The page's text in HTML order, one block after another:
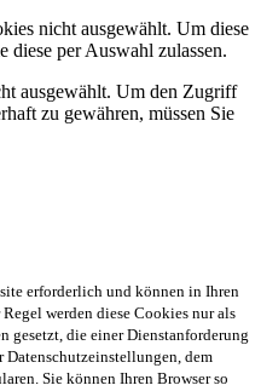
nicht ausgewählt. Um diese
diese per Auswahl zulassen.
ausgewählt. Um den Zugriff
zu gewähren, müssen Sie
erforderlich und können in Ihren
werden diese Cookies nur als
gesetzt, die einer Dienstanforderung
Datenschutzeinstellungen, dem
Sie können Ihren Browser so